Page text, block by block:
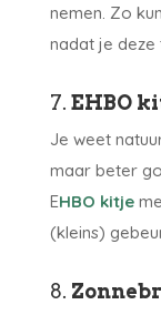
nemen. Zo
nadat je deze
7. EHBO
Je weet
maar beter
EHBO kitje
(kleins)
8.